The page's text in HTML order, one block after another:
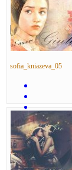
sofia_kniazeva_05